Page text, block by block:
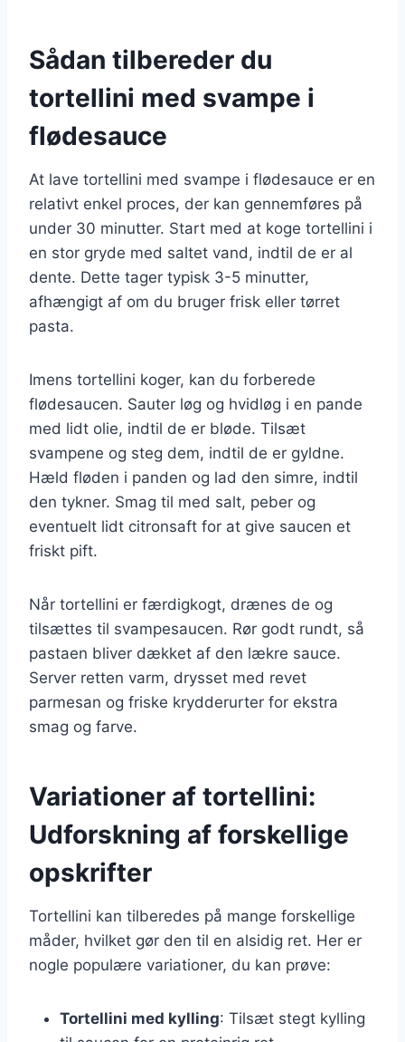
Sådan tilbereder du
tortellini med svampe i
flødesauce
At lave tortellini med svampe i flødesauce er en
relativt enkel proces, der kan gennemføres på
under 30 minutter. Start med at koge tortellini i
en stor gryde med saltet vand, indtil de er al
dente. Dette tager typisk 3-5 minutter,
afhængigt af om du bruger frisk eller tørret
pasta.
Imens tortellini koger, kan du forberede
flødesaucen. Sauter løg og hvidløg i en pande
med lidt olie, indtil de er bløde. Tilsæt
svampene og steg dem, indtil de er gyldne.
Hæld fløden i panden og lad den simre, indtil
den tykner. Smag til med salt, peber og
eventuelt lidt citronsaft for at give saucen et
friskt pift.
Når tortellini er færdigkogt, drænes de og
tilsættes til svampesaucen. Rør godt rundt, så
pastaen bliver dækket af den lækre sauce.
Server retten varm, drysset med revet
parmesan og friske krydderurter for ekstra
smag og farve.
Variationer af tortellini:
Udforskning af forskellige
opskrifter
Tortellini kan tilberedes på mange forskellige
måder, hvilket gør den til en alsidig ret. Her er
nogle populære variationer, du kan prøve:
Tortellini med kylling: Tilsæt stegt kylling